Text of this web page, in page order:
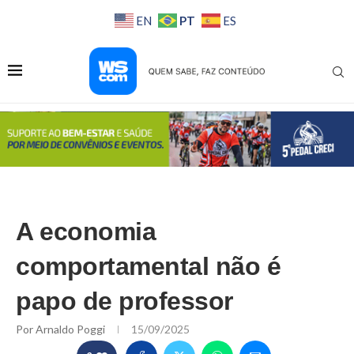
EN PT ES
A economia
comportamental não é
papo de professor
PorArnaldo Poggi 15/09/2025